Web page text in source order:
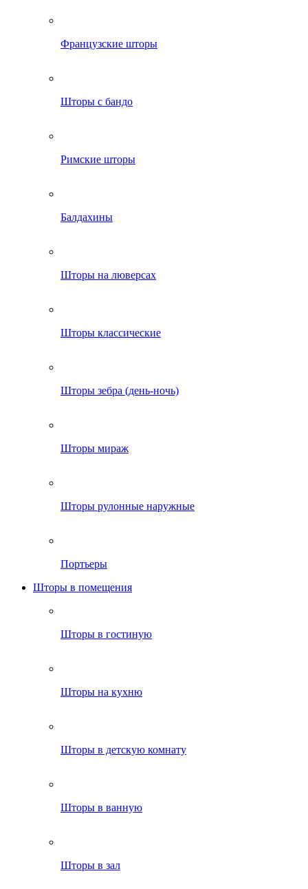
Французские шторы
Шторы с бандо
Римские шторы
Балдахины
Шторы на люверсах
Шторы классические
Шторы зебра (день-ночь)
Шторы мираж
Шторы рулонные наружные
Портьеры
Шторы в помещения
Шторы в гостиную
Шторы на кухню
Шторы в детскую комнату
Шторы в ванную
Шторы в зал